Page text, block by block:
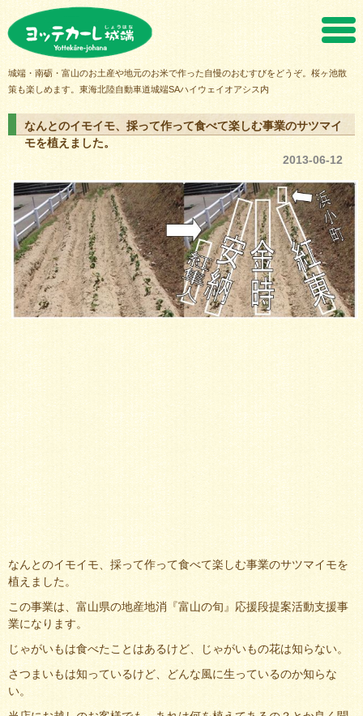
城端・南砺・富山のお土産や地元のお米で作った自慢のおむすびをどうぞ。桜ヶ池散
策も楽しめます。東海北陸自動車道城端SAハイウェイオアシス内
なんとのイモイモ、採って作って食べて楽しむ事業のサツマイ
モを植えました。
2013-06-12
なんとのイモイモ、採って作って食べて楽しむ事業のサツマイモを
植えました。
この事業は、富山県の地産地消『富山の旬』応援段提案活動支援事
業になります。
じゃがいもは食べたことはあるけど、じゃがいもの花は知らない。
さつまいもは知っているけど、どんな風に生っているのか知らな
い。